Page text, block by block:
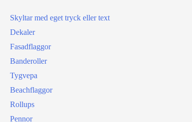
Skyltar med eget tryck eller text
Dekaler
Fasadflaggor
Banderoller
Tygvepa
Beachflaggor
Rollups
Pennor